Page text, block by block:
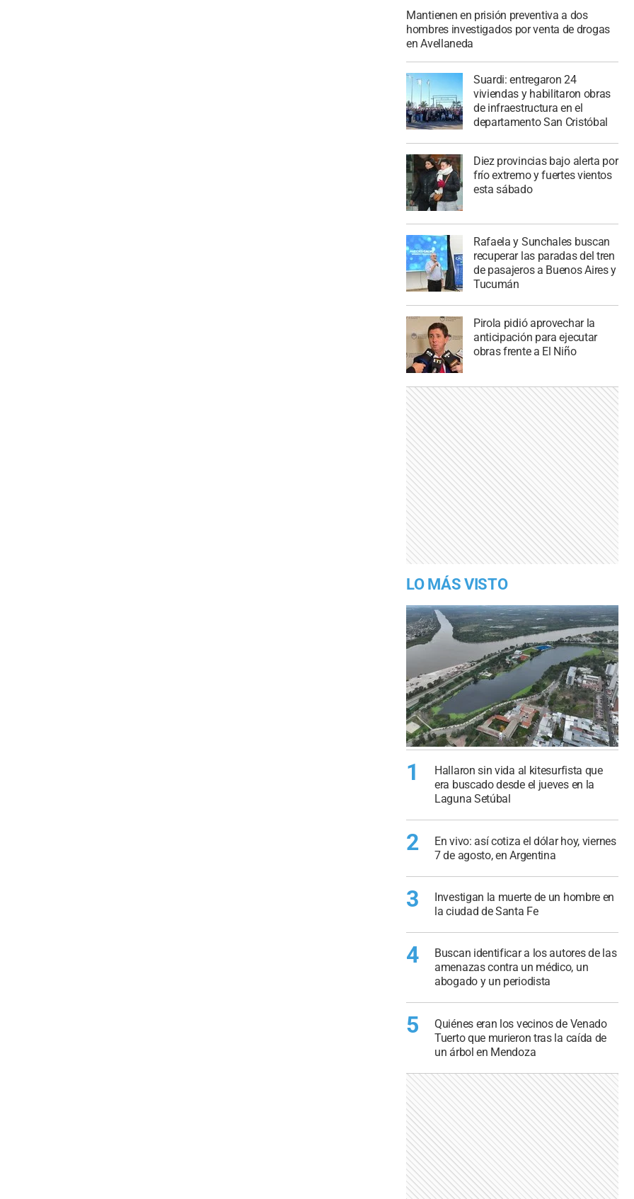
Mantienen en prisión preventiva a dos
hombres investigados por venta de drogas
en Avellaneda
Suardi: entregaron 24
viviendas y habilitaron obras
de infraestructura en el
departamento San Cristóbal
Diez provincias bajo alerta por
frío extremo y fuertes vientos
esta sábado
Rafaela y Sunchales buscan
recuperar las paradas del tren
de pasajeros a Buenos Aires y
Tucumán
Pirola pidió aprovechar la
anticipación para ejecutar
obras frente a El Niño
LO MÁS VISTO
1
Hallaron sin vida al kitesurfista que
era buscado desde el jueves en la
Laguna Setúbal
2
En vivo: así cotiza el dólar hoy, viernes
7 de agosto, en Argentina
3
Investigan la muerte de un hombre en
la ciudad de Santa Fe
4
Buscan identificar a los autores de las
amenazas contra un médico, un
abogado y un periodista
5
Quiénes eran los vecinos de Venado
Tuerto que murieron tras la caída de
un árbol en Mendoza